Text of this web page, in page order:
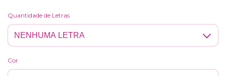
Quantidade de Letras
Cor